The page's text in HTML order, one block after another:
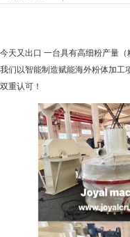
今天又出口 一台具有高细粉产量
我们以智能制造赋能海外粉体加工
双重认可！